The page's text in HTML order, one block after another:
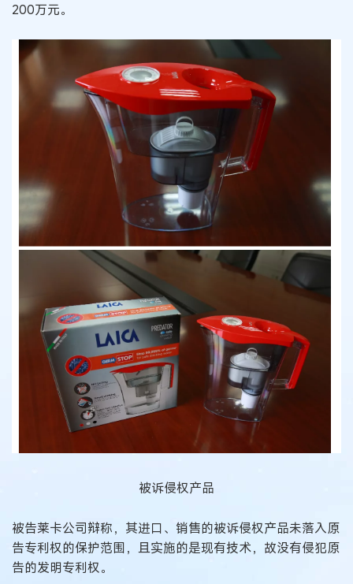
200万元。
被诉侵权产品
被告莱卡公司辩称，其进口、销售的被诉侵权产品未落入原
告专利权的保护范围，且实施的是现有技术，故没有侵犯原
告的发明专利权。